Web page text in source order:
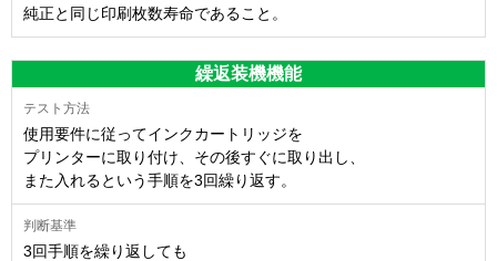
純正と同じ印刷枚数寿命であること。
繰返装機機能
使用要件に従ってインクカートリッジを
プリンターに取り付け、その後すぐに取り出し、
また入れるという手順を3回繰り返す。
3回手順を繰り返しても